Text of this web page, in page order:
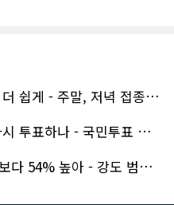
각해 주셨습니다. 마치 가족을 대하듯 작은 부분까지 세심하게 챙겨 주시는 모습에 큰 감동을 받았습니다.
. 주변에 차량 구매를 고민하는 분이 있다면 자신 있게 추천드리고 싶은 최고의 딜러님입니다.
의 작업 계획을 수시로 자세히 설명해 주셔서 믿고 맡길 수 있었고, 세심한 소통에 큰 만족을 느꼈습니다.
에서 전문성과 책임감을 느낄 수 있었습니다.
만족합니다. 특히 아이들과 함께 즐겁게 시간을 보낼 수 있는 공간이 되어 더욱 뜻깊습니다.
를 자신 있게 추천드립니다.
앨버타 홍역 확산에 백신 접종 더 쉽게 - 주말, 저녁 접종 클리닉 열..
앨버타 일광 절약 시간 폐지 다시 투표하나 - 국민투표 기준 낮춰지며 ..
앨버타 시골 지역 범죄율 도시보다 54% 높아 - 강도 범죄는 도시가 ..